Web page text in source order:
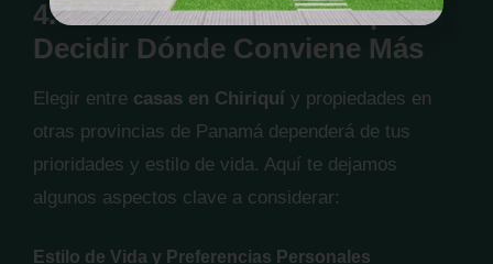
4. Factores a Considerar para
Decidir Dónde Conviene Más
Elegir entre casas en Chiriquí y propiedades en
otras provincias de Panamá dependerá de tus
prioridades y estilo de vida. Aquí te dejamos
algunos aspectos clave a considerar:
Estilo de Vida y Preferencias Personales